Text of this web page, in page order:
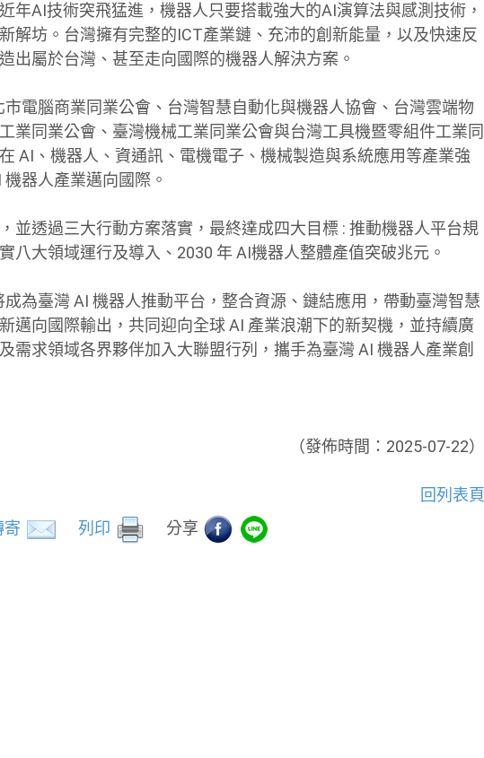
年AI技術突飛猛進，機器人只要搭載強大的AI演算法與感測技術，
解坊。台灣擁有完整的ICT產業鏈、充沛的創新能量，以及快速反
出屬於台灣、甚至走向國際的機器人解決方案。
電腦商業同業公會、台灣智慧自動化與機器人協會、台灣雲端物
業同業公會、臺灣機械工業同業公會與台灣工具機暨零組件工業同
AI、機器人、資通訊、電機電子、機械製造與系統應用等產業強
器人產業邁向國際。
並透過三大行動方案落實，最終達成四大目標 : 推動機器人平台規
八大領域運行及導入、2030 年 AI機器人整體產值突破兆元。
為臺灣 AI 機器人推動平台，整合資源、鏈結應用，帶動臺灣智慧
邁向國際輸出，共同迎向全球 AI 產業浪潮下的新契機，並持續廣
需求領域各界夥伴加入大聯盟行列，攜手為臺灣 AI 機器人產業創
（發佈時間：2025-07-22）
回列表頁
寄
列印 分享